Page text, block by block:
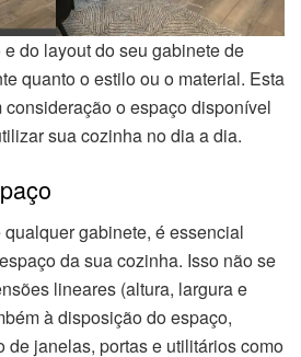
do layout do seu gabinete de
quanto o estilo ou o material. Esta
o espaço disponível
sua cozinha no dia a dia.
gabinete, é essencial
da sua cozinha. Isso não se
lineares (altura, largura e
à disposição do espaço,
de janelas, portas e utilitários como